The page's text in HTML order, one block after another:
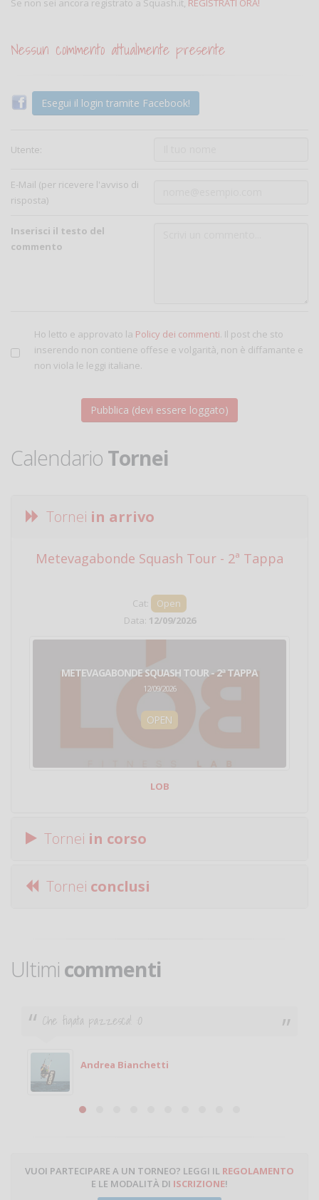
Se non sei ancora registrato a Squash.it, REGISTRATI ORA!
Nessun commento attualmente presente
Esegui il login tramite Facebook!
Utente:
E-Mail (per ricevere l'avviso di
risposta)
Inserisci il testo del
commento
Ho letto e approvato la Policy dei commenti. Il post che sto
inserendo non contiene offese e volgarità, non è diffamante e
non viola le leggi italiane.
Calendario Tornei
Tornei in arrivo
Metevagabonde Squash Tour - 2ª Tappa
Cat:
Open
Data: 12/09/2026
METEVAGABONDE SQUASH TOUR - 2ª TAPPA
12/09/2026
OPEN
LOB
Tornei in corso
Tornei conclusi
Ultimi commenti
Ciao. Sono a Treviglio da poco e vorrei tornare a
giocare. Se sei in zona e puoi giocare fammi sapere.
Michele
Michele Miglionico
VUOI PARTECIPARE A UN TORNEO? LEGGI IL REGOLAMENTO
E LE MODALITÀ DI ISCRIZIONE!